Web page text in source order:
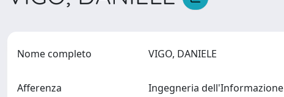
Nome completo VIGO, DANIELE
Afferenza Ingegneria dell'Informazione